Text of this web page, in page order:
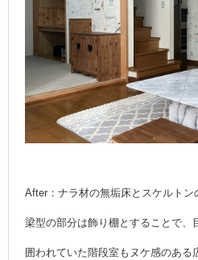
After：ナラ材の無垢床とスケルトン
梁型の部分は飾り棚とすることで、
囲われていた階段室もヌケ感のある